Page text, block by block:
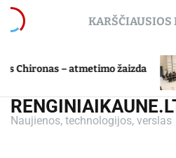
c
KARŠČIAUSIOS
atmetimo žaizda
itin
Naujienos, technologijos, verslas